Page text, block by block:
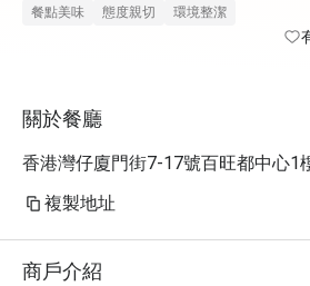
餐點美味 態度親切 環境整潔
關於餐廳
香港灣仔廈門街7-17號百旺都中心1
複製地址
商戶介紹